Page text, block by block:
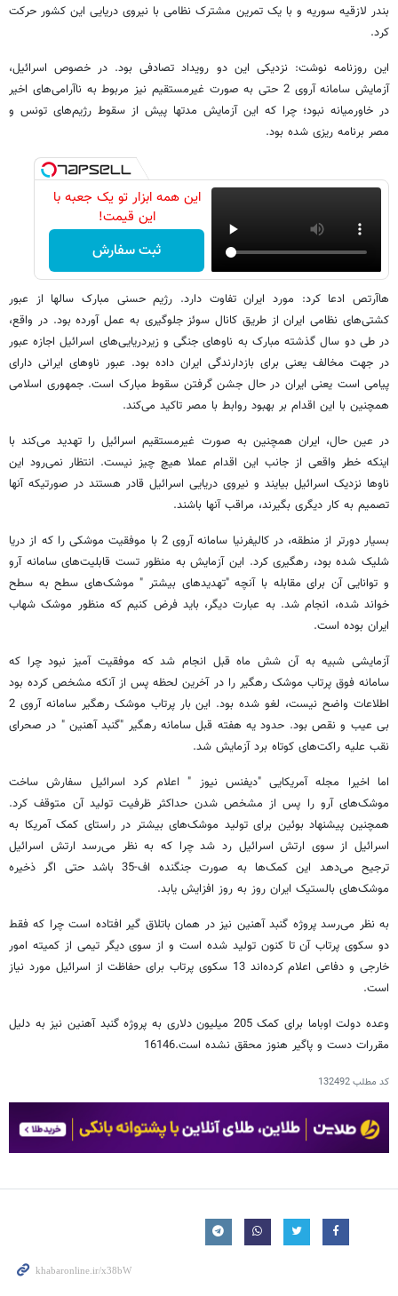
بندر لازقیه سوریه و با یک تمرین مشترک نظامی با نیروی دریایی این کشور حرکت
کرد.
این روزنامه نوشت: نزدیکی این دو رویداد تصادفی بود. در خصوص اسرائیل،
آزمایش سامانه آروی 2 حتی به صورت غیرمستقیم نیز مربوط به ناآرامی‌های اخیر
در خاورمیانه نبود؛ چرا که این آزمایش مدتها پیش از سقوط رژیم‌های تونس و
مصر برنامه ریزی شده بود.
این همه ابزار تو یک جعبه با
این قیمت!
ثبت سفارش
هاآرتص ادعا کرد: مورد ایران تفاوت دارد. رژیم حسنی مبارک سالها از عبور
کشتی‌های نظامی ایران از طریق کانال سوئز جلوگیری به عمل آورده بود. در واقع،
در طی دو سال گذشته مبارک به ناوهای جنگی و زیردریایی‌های اسرائیل اجازه عبور
در جهت مخالف یعنی برای بازدارندگی ایران داده بود. عبور ناوهای ایرانی دارای
پیامی است یعنی ایران در حال جشن گرفتن سقوط مبارک است. جمهوری اسلامی
همچنین با این اقدام بر بهبود روابط با مصر تاکید می‌کند.
در عین حال، ایران همچنین به صورت غیرمستقیم اسرائیل را تهدید می‌کند با
اینکه خطر واقعی از جانب این اقدام عملا هیچ چیز نیست. انتظار نمی‌رود این
ناوها نزدیک اسرائیل بیایند و نیروی دریایی اسرائیل قادر هستند در صورتیکه آنها
تصمیم به کار دیگری بگیرند، مراقب آنها باشند.
بسیار دورتر از منطقه، در کالیفرنیا سامانه آروی 2 با موفقیت موشکی را که از دریا
شلیک شده بود، رهگیری کرد. این آزمایش به منظور تست قابلیت‌های سامانه آرو
و توانایی آن برای مقابله با آنچه "تهدیدهای بیشتر " موشک‌های سطح به سطح
خواند شده، انجام شد. به عبارت دیگر، باید فرض کنیم که منظور موشک شهاب
ایران بوده است.
آزمایشی شبیه به آن شش ماه قبل انجام شد که موفقیت آمیز نبود چرا که
سامانه فوق پرتاب موشک رهگیر را در آخرین لحظه پس از آنکه مشخص کرده بود
اطلاعات واضح نیست، لغو شده بود. این بار پرتاب موشک رهگیر سامانه آروی 2
بی عیب و نقص بود. حدود یه هفته قبل سامانه رهگیر "گنبد آهنین " در صحرای
نقب علیه راکت‌های کوتاه برد آزمایش شد.
اما اخیرا مجله آمریکایی "دیفنس نیوز " اعلام کرد اسرائیل سفارش ساخت
موشک‌های آرو را پس از مشخص شدن حداکثر ظرفیت تولید آن متوقف کرد.
همچنین پیشنهاد بوئین برای تولید موشک‌های بیشتر در راستای کمک آمریکا به
اسرائیل از سوی ارتش اسرائیل رد شد چرا که به نظر می‌رسد ارتش اسرائیل
ترجیح می‌دهد این کمک‌ها به صورت جنگنده اف-35 باشد حتی اگر ذخیره
موشک‌های بالستیک ایران روز به روز افزایش یابد.
به نظر می‌رسد پروژه گنبد آهنین نیز در همان باتلاق گیر افتاده است چرا که فقط
دو سکوی پرتاب آن تا کنون تولید شده است و از سوی دیگر تیمی از کمیته امور
خارجی و دفاعی اعلام کرده‌اند 13 سکوی پرتاب برای حفاظت از اسرائیل مورد نیاز
است.
وعده دولت اوباما برای کمک 205 میلیون دلاری به پروژه گنبد آهنین نیز به دلیل
مقررات دست و پاگیر هنوز محقق نشده است.16146
کد مطلب132492